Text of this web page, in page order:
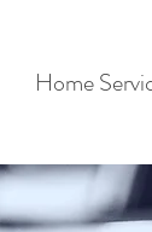
Home